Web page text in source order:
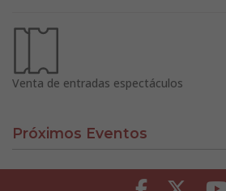
Venta de entradas espectáculos
Próximos Eventos
Facebook Twitter